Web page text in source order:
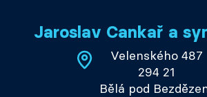
Jaroslav Cankař a
Velenského 487
294 21
Bělá pod